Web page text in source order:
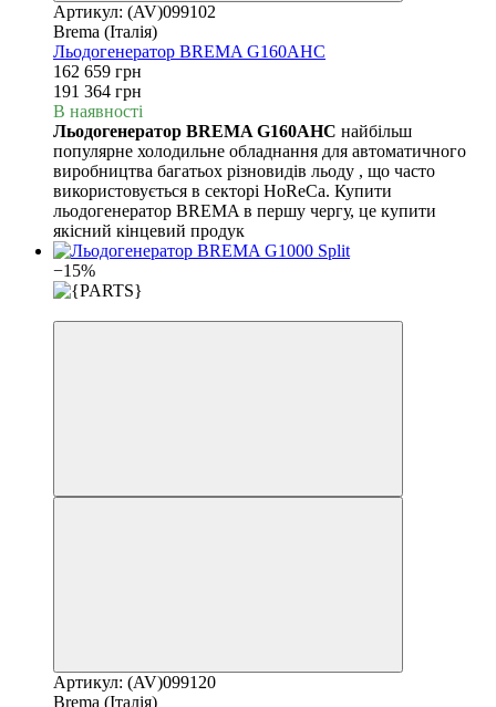
Артикул: (AV)099102
Brema (Італія)
Льодогенератор BREMA G160AHC
162 659 грн
191 364 грн
В наявності
Льодогенератор BREMA G160AHC найбільш
популярне холодильне обладнання для автоматичного
виробництва багатьох різновидів льоду , що часто
використовується в секторі HoReCa. Купити
льодогенератор BREMA в першу чергу, це купити
якісний кінцевий продук
−15%
Артикул: (AV)099120
Brema (Італія)